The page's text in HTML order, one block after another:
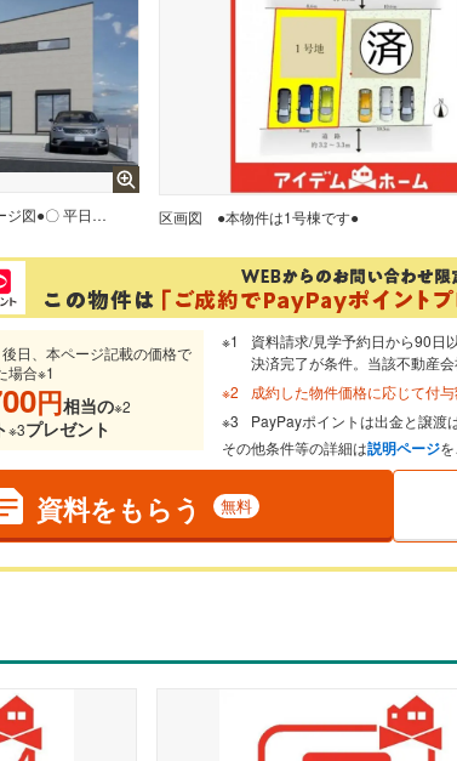
〇●全体完成イメージ図●〇 平日のご案内も可能です！ アイデムホーム南店は緑区役所から徒歩2分！ 水曜日も営業しております！ 区画図 ●本物件は1号棟です●
日、本ページ記載の価格で
場合※1
円相当の※2
※3プレゼント
資料請求/見学予約日から90日
決済完了が条件。当該不動産
成約した物件価格に応じて付
PayPayポイントは出金と譲渡
その他条件等の詳細は説明ページ
資料をもらう 無料